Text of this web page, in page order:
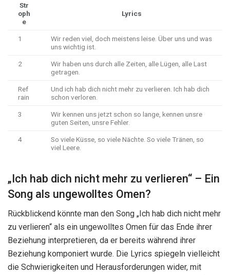
Str
oph
e
Lyrics
1
Wir reden viel, doch meistens leise. Über uns und was
uns wichtig ist.
2
Wir haben uns durch alle Zeiten, alle Lügen, alle Last
getragen.
Ref
rain
Und ich hab dich nicht mehr zu verlieren. Ich hab dich
schon verloren.
3
Wir kennen uns jetzt schon so lange, kennen unsre
guten Seiten, unsre Fehler.
4
So viele Küsse, so viele Nächte. So viele Tränen, so
viel Leere.
„Ich hab dich nicht mehr zu verlieren“ – Ein
Song als ungewolltes Omen?
Rückblickend könnte man den Song „Ich hab dich nicht mehr
zu verlieren“ als ein ungewolltes Omen für das Ende ihrer
Beziehung interpretieren, da er bereits während ihrer
Beziehung komponiert wurde. Die Lyrics spiegeln vielleicht
die Schwierigkeiten und Herausforderungen wider, mit